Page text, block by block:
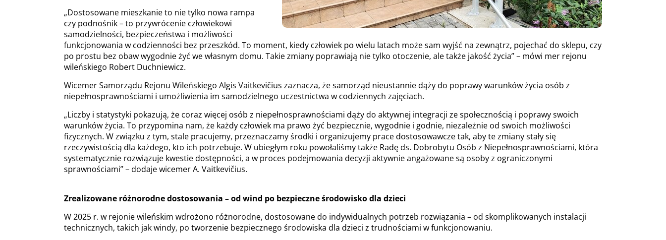
„Dostosowane mieszkanie to nie tylko nowa rampa
czy podnośnik – to przywrócenie człowiekowi
samodzielności, bezpieczeństwa i możliwości
funkcjonowania w codzienności bez przeszkód. To moment, kiedy człowiek po wielu latach może sam wyjść na zewnątrz, pojechać do sklepu, czy
po prostu bez obaw wygodnie żyć we własnym domu. Takie zmiany poprawiają nie tylko otoczenie, ale także jakość życia” – mówi mer rejonu
wileńskiego Robert Duchniewicz.
Wicemer Samorządu Rejonu Wileńskiego Algis Vaitkevičius zaznacza, że samorząd nieustannie dąży do poprawy warunków życia osób z
niepełnosprawnościami i umożliwienia im samodzielnego uczestnictwa w codziennych zajęciach.
„Liczby i statystyki pokazują, że coraz więcej osób z niepełnosprawnościami dąży do aktywnej integracji ze społecznością i poprawy swoich
warunków życia. To przypomina nam, że każdy człowiek ma prawo żyć bezpiecznie, wygodnie i godnie, niezależnie od swoich możliwości
fizycznych. W związku z tym, stale pracujemy, przeznaczamy środki i organizujemy prace dostosowawcze tak, aby te zmiany stały się
rzeczywistością dla każdego, kto ich potrzebuje. W ubiegłym roku powołaliśmy także Radę ds. Dobrobytu Osób z Niepełnosprawnościami, która
systematycznie rozwiązuje kwestie dostępności, a w proces podejmowania decyzji aktywnie angażowane są osoby z ograniczonymi
sprawnościami” – dodaje wicemer A. Vaitkevičius.
Zrealizowane różnorodne dostosowania – od wind po bezpieczne środowisko dla dzieci
W 2025 r. w rejonie wileńskim wdrożono różnorodne, dostosowane do indywidualnych potrzeb rozwiązania – od skomplikowanych instalacji
technicznych, takich jak windy, po tworzenie bezpiecznego środowiska dla dzieci z trudnościami w funkcjonowaniu.